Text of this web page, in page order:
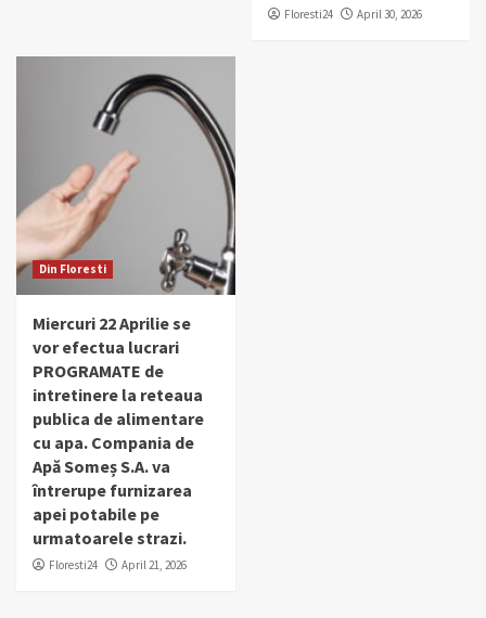
Floresti24 April 30, 2026
Din Floresti
Miercuri 22 Aprilie se
vor efectua lucrari
PROGRAMATE de
intretinere la reteaua
publica de alimentare
cu apa. Compania de
Apă Someș S.A. va
întrerupe furnizarea
apei potabile pe
urmatoarele strazi.
Floresti24 April 21, 2026